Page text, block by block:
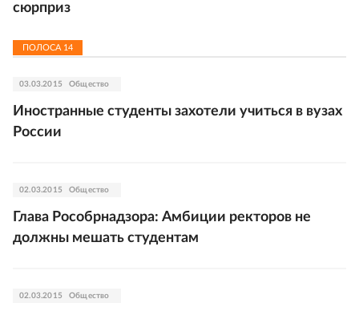
сюрприз
ПОЛОСА 14
03.03.2015 Общество
Иностранные студенты захотели учиться в вузах
России
02.03.2015 Общество
Глава Рособрнадзора: Амбиции ректоров не
должны мешать студентам
02.03.2015 Общество